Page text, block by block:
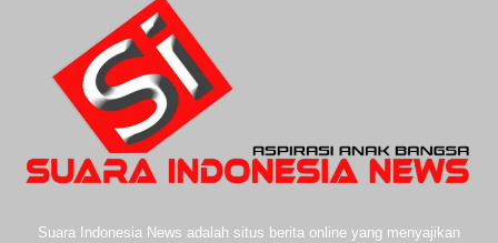
Suara Indonesia News adalah situs berita online yang menyajikan